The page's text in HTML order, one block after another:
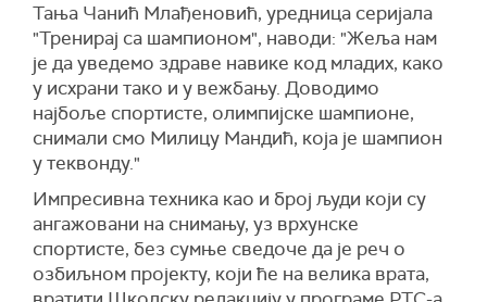
Тања Чанић Млађеновић, уредница серијала
"Тренирај са шампионом", наводи: "Жеља нам
је да уведемо здраве навике код младих, како
у исхрани тако и у вежбању. Доводимо
најбоље спортисте, олимпијске шампионе,
снимали смо Милицу Мандић, која је шампион
у теквонду."
Импресивна техника као и број људи који су
ангажовани на снимању, уз врхунске
спортисте, без сумње сведоче да је реч о
озбиљном пројекту, који ће на велика врата,